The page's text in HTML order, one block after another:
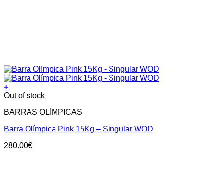
+
Out of stock
BARRAS OLÍMPICAS
Barra Olímpica Pink 15Kg – Singular WOD
280.00€